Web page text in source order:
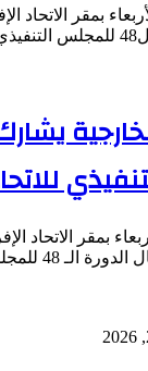
بمقر الاتحاد
أشغال الدورة العادية ال48
بمقر الاتحاد
الإثيوبية